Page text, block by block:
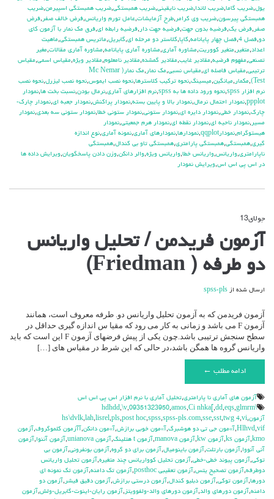
يول,ضريب گاما,ضريب لاندا,ضريب نايقيني,ضريب همبستگي,ضريب همبستگي اسپيرمن,ضريب
همبستگي پيرسون,ضريب وي كرامر ,طرح آزمايشات,عامل تورم واريانس,فرض خالف صفر ,فرض
صفر ,فرض يك,فرضيه بدون جهت,فرضيه جهت دار ,فرضيه رابطه اي,فرق مك نمار با آزمون كاي
دو,فصل 4 ,فصل چهار پايانامه,كاپا,كلاستر دو مرحله اي,گابريل,ماتريس همبستگي,ماهيت
اعداد,متغير ,متغير كووريت,مشاوره آماري,مشاوره آماري پايانامه,مشاوره آماري مقالات,مغير
تصنعي,مفهوم فرضيه,مقادير غايب,مقادير گمشده,مقادير نامعلوم,مقادير ويژه,مقياس اسمي,مقياس
ترتيبي,مقياس فاصله اي,مقياس نسبي,مك نمار ,
مك نمار( Mc Nemar
Test)
,مكمار ,ميانگين,ميسينگ,نحوه تركيب كلاسترها,نحوه نصب ايموس,نحوه نصب ليزرل,نحوه نصب
نرم افزار spss
,نحوه ورود داده ها به spss ,نرم افزارهاي آماري,نرمال بودن,نسبت بخت ها,نمودار
ppplot
,نمودار احتمال نرمال,نمودار بالا و پايين بسته,نمودار پراكنش,نمودار جعبه اي,نمودار چارك-
چارك,نمودار خطي,نمودار دايره اي,نمودار ستوني,نمودار ستوني خطا,نمودار ستوني سه بعدي,نمودار
مسير ,نمودار ناحيه اي,نمودار نقطه اي,نمودار هرم جمعيتي,نمودار
هيستوگرام,نمودارqqplot ,نمودارها,نمودارهاي آماري,نمونه آماري,نوع اندازه
گيري,همبستگي,همبستگي پارامتري,همبستگي تاو بي کندال,همبستگي
ناپارامتري,واريانس,واريانس خطا,واريانس ويژه,والر دانكن,وزن دادن پاسخگويان,ويرايش داده ها
در اس پي اس اس,ويرايش نمودار
جولای13
آزمون
فریدمن
/
تحلیل
دو
Friedman)
آزمون فریدمن / تحلیل واریانس
دو طرفه ( Friedman)
ارسال شده از spss-pls
آزمون فریدمن که به آزمون تحلیل واریانس دو. طرفه معروف است، همانند
آزمون F می باشد و زمانی به کار می رود که مقیا س اندازه گیری حداقل در
سطح سنجش ترتیبی باشد.چون یکی از پیش فرضهای آزمون F این است که باید
واریانس گروه ها همگن باشد،در حالی که این شرط در مقیاس های […]
ادامه مطلب ←
آزمون هاي آماري نا پارامتري,تحليل آماري با نرم افزار اس پي اس اس
\hdhdd
,\v,09351323950,amos,Ci nhka[ ,dd,eqs,glmrm
آزمون,
hs\dvlk,lah,lisrel,pls,post hoc,spss,spss-pls.com,sse,sst,twg 4,vi
Hlhvd,vif
,آ»مون جي تي دو هوشبرگ,آ»مون خوبي برازش,آ»مون دانكن,آآزمون كلموگروف,آزمون
kmo
,آزمون ks ,آزمون kw ,آزمون manova ,آزمون t هتلينگ ,آزمون unianova ,آزمون آننوا,آزمون
آني آنووا,آزمون بارتلت,آزمون باينوميال,آزمون براي دو گروه,آزمون بونفروني,آزمون بي
توكي,آزمون پيوند خطي-خطي,آزمون تحليل كوواريانس چند متغيره,آزمون تحليل واريانس
دوطرفه,آزمون تصحيح يتس,آزمون تعقيبي posthoc ,آزمون تك دامنه,آزمون تك نمونه اي
دورها,آزمون توكي,آزمون دبليو كندال,آزمون درستي برازش,آزمون دقيق فيشر ,آزمون دو
دامنه,آزمون دورهاي والد,آزمون دورهاي والد-ولفوويتز ,آزمون رايان-اينوت-گابريل-ولش,آزمون